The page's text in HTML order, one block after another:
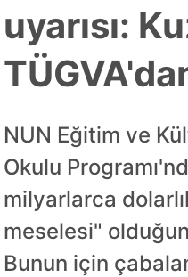
uyarısı:
NUN Eğitim ve
Okulu
milyarlarca
meselesi"
Bunun için